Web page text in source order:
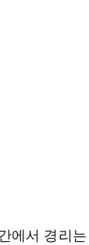
에서 경리